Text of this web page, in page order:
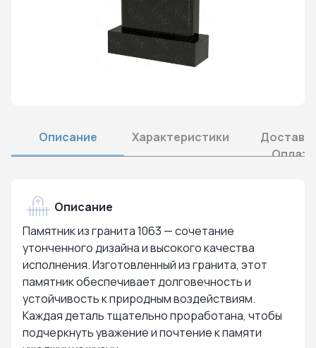
Описание Характеристики
Оплата
Описание
Памятник из гранита 1063 — сочетание
утонченного дизайна и высокого качества
исполнения. Изготовленный из гранита, этот
памятник обеспечивает долговечность и
устойчивость к природным воздействиям.
Каждая деталь тщательно проработана, чтобы
подчеркнуть уважение и почтение к памяти